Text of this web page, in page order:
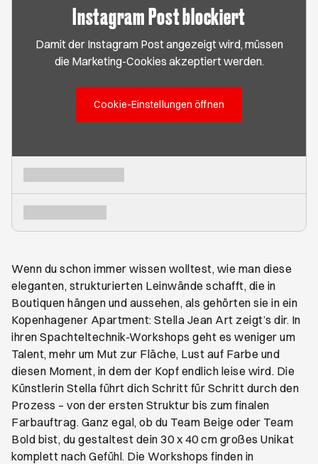
Instagram Post blockiert
Damit der Instagram Post angezeigt wird, müssen
die Marketing-Cookies akzeptiert werden.
Cookie-Einstellungen öffnen
Wenn du schon immer wissen wolltest, wie man diese
eleganten, strukturierten Leinwände schafft, die in
Boutiquen hängen und aussehen, als gehörten sie in ein
Kopenhagener Apartment: Stella Jean Art zeigt’s dir. In
ihren Spachteltechnik-Workshops geht es weniger um
Talent, mehr um Mut zur Fläche, Lust auf Farbe und
diesen Moment, in dem der Kopf endlich leise wird. Die
Künstlerin Stella führt dich Schritt für Schritt durch den
Prozess – von der ersten Struktur bis zum finalen
Farbauftrag. Ganz egal, ob du Team Beige oder Team
Bold bist, du gestaltest dein 30 x 40 cm großes Unikat
komplett nach Gefühl. Die Workshops finden in